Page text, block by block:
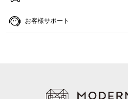
お客様サポート